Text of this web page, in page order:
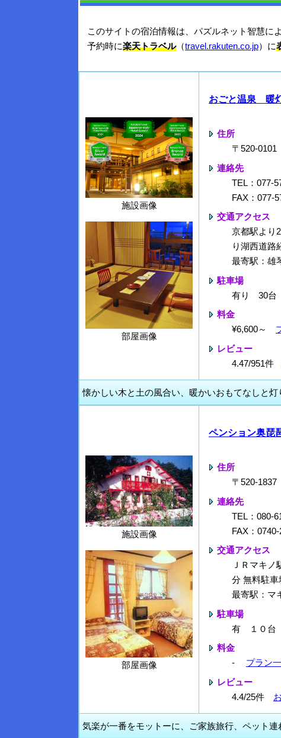
このサイトの宿泊情報は、パズルネット智慧に
予約時に楽天トラベル（travel.rakuten.co.jp）に
施設画像
部屋画像
おごと温泉 暖
住所
〒520-
連絡先
TEL：077-
FAX：077-
交通アクセス
京都駅より
り湖西道路
最寄駅：雄
駐車場
有り 30
料金
¥6,600～
レビュー
4.47/951件
懐かしい木と土の風合い、暖かいおもてなしと灯
施設画像
部屋画像
ペンション奥琵
住所
〒520-
連絡先
TEL：080-
FAX：0740-
交通アクセス
ＪＲマキ
分 無料駐車
最寄駅：マ
駐車場
有 １０台
料金
- プラン
レビュー
4.4/25件
気楽が一番をモットーに、ご家族旅行、ペット